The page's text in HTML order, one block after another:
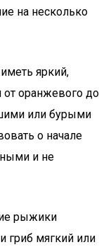
на несколько
яркий,
оранжевого до
или бурыми
о начале
и не
рыжики
гриб мягкий или